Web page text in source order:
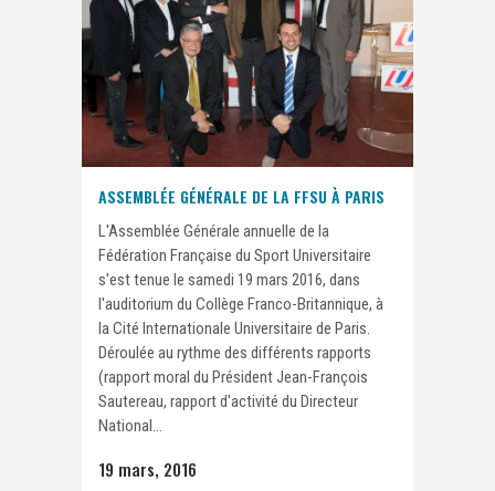
ASSEMBLÉE GÉNÉRALE DE LA FFSU À PARIS
L'Assemblée Générale annuelle de la
Fédération Française du Sport Universitaire
s'est tenue le samedi 19 mars 2016, dans
l'auditorium du Collège Franco-Britannique, à
la Cité Internationale Universitaire de Paris.
Déroulée au rythme des différents rapports
(rapport moral du Président Jean-François
Sautereau, rapport d'activité du Directeur
National...
19 mars, 2016